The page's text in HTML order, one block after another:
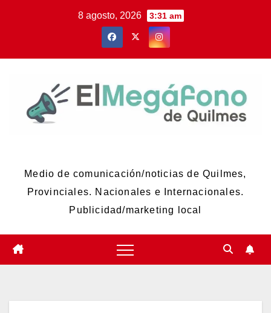
8 agosto, 2026 3:31 am
Medio de comunicación/noticias de Quilmes,
Provinciales. Nacionales e Internacionales.
Publicidad/marketing local